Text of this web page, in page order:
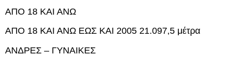
ΑΠΟ 18 ΚΑΙ ΑΝΩ
ΑΠΟ 18 ΚΑΙ ΑΝΩ ΕΩΣ ΚΑΙ 2005 21.097,5 μέτρα
ΑΝΔΡΕΣ – ΓΥΝΑΙΚΕΣ